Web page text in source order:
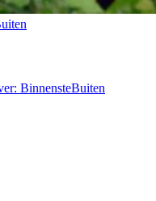
BinnensteBuiten